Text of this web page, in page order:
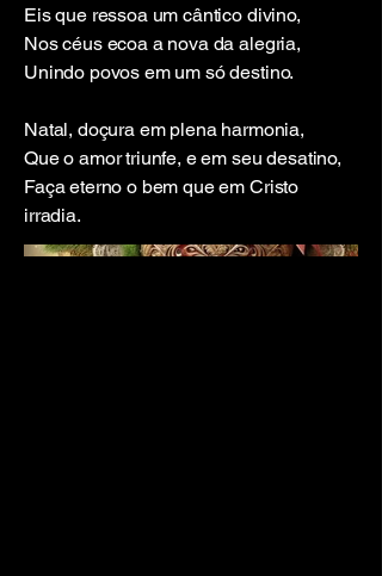
Eis que ressoa um cântico divino,
Nos céus ecoa a nova da alegria,
Unindo povos em um só destino.
Natal, doçura em plena harmonia,
Que o amor triunfe, e em seu desatino,
Faça eterno o bem que em Cristo
irradia.